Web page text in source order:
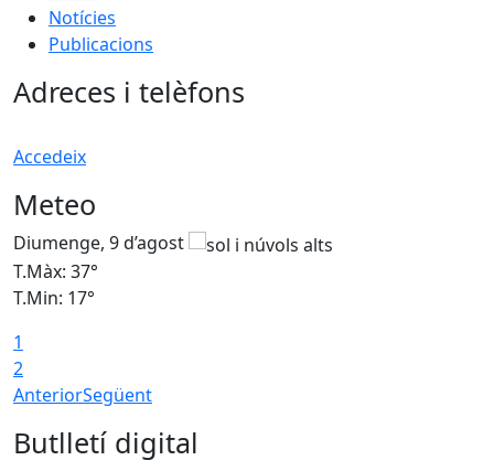
Notícies
Publicacions
Adreces i telèfons
Accedeix
Meteo
Diumenge, 9 d’agost
T.Màx: 37°
T.Min: 17°
1
2
AnteriorSegüent
Butlletí digital